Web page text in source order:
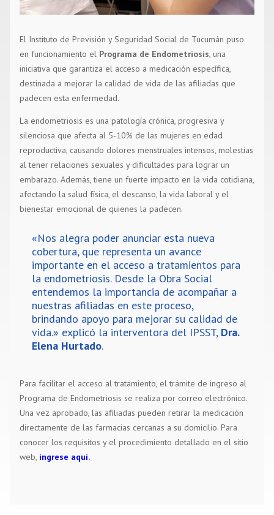
El Instituto de Previsión y Seguridad Social de Tucumán puso
en funcionamiento el Programa de Endometriosis, una
iniciativa que garantiza el acceso a medicación específica,
destinada a mejorar la calidad de vida de las afiliadas que
padecen esta enfermedad.
La endometriosis es una patología crónica, progresiva y
silenciosa que afecta al 5-10% de las mujeres en edad
reproductiva, causando dolores menstruales intensos, molestias
al tener relaciones sexuales y dificultades para lograr un
embarazo. Además, tiene un fuerte impacto en la vida cotidiana,
afectando la salud física, el descanso, la vida laboral y el
bienestar emocional de quienes la padecen.
«Nos alegra poder anunciar esta nueva
cobertura, que representa un avance
importante en el acceso a tratamientos para
la endometriosis. Desde la Obra Social
entendemos la importancia de acompañar a
nuestras afiliadas en este proceso,
brindando apoyo para mejorar su calidad de
vida.» explicó la interventora del IPSST, Dra.
Elena Hurtado.
Para facilitar el acceso al tratamiento, el trámite de ingreso al
Programa de Endometriosis se realiza por correo electrónico.
Una vez aprobado, las afiliadas pueden retirar la medicación
directamente de las farmacias cercanas a su domicilio. Para
conocer los requisitos y el procedimiento detallado en el sitio
web, ingrese aquí.